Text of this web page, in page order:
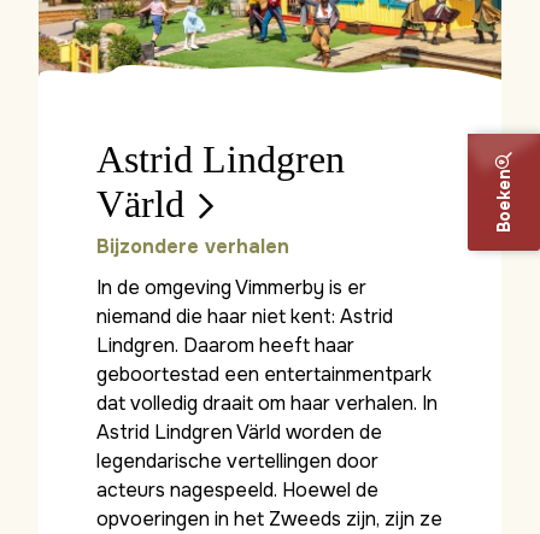
Boeken
Astrid Lindgren
Värld
Bijzondere verhalen
In de omgeving Vimmerby is er
niemand die haar niet kent: Astrid
Lindgren. Daarom heeft haar
geboortestad een entertainmentpark
dat volledig draait om haar verhalen. In
Astrid Lindgren Värld worden de
legendarische vertellingen door
acteurs nagespeeld. Hoewel de
opvoeringen in het Zweeds zijn, zijn ze